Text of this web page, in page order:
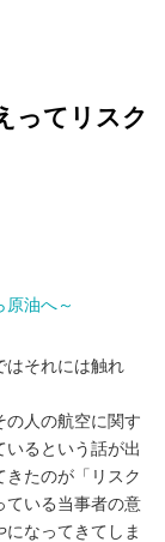
ってリスク
油へ～
はそれには触れ
の人の航空に関す
るという話が出
たのが「リスク
ている当事者の意
なってきてしま